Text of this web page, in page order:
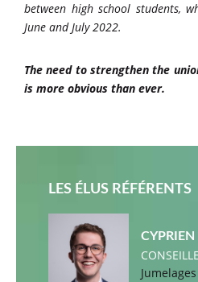
between high school students,
June and July 2022.
The need to strengthen the
is more obvious than ever.
LES ÉLUS RÉFÉRENTS